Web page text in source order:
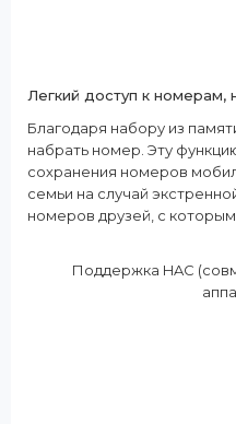
Легкий доступ к номерам,
Благодаря набору из
набрать номер. Эту
сохранения номеров
семьи на случай
номеров друзей, с
Поддержка HAC